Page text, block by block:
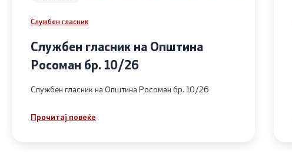
Службен гласник
Службен гласник на Општина
Росоман бр. 10/26
Службен гласник на Општина Росоман бр. 10/26
Прочитај повеќе